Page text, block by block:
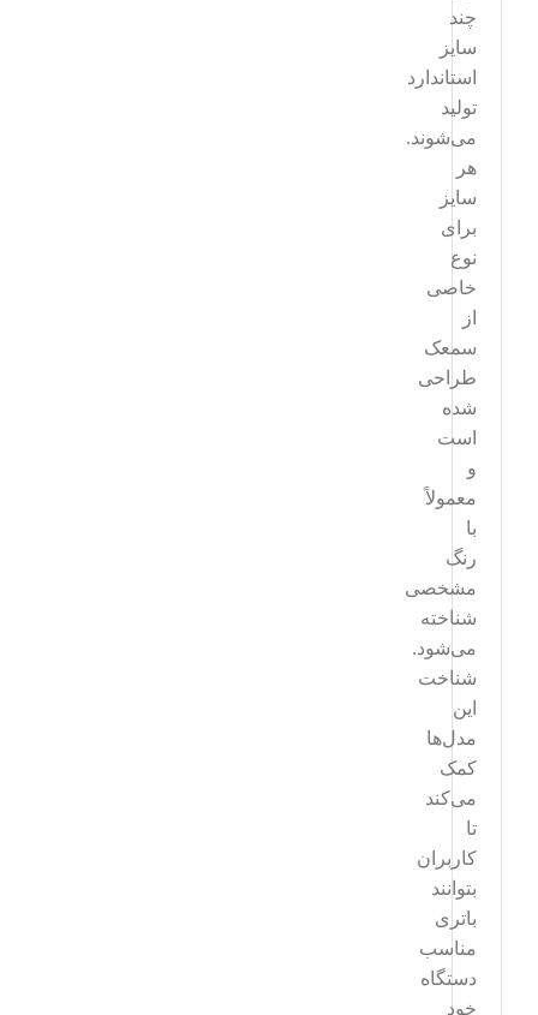
چند
سایز
استاندارد
تولید
می‌شوند.
هر
سایز
برای
نوع
خاصی
از
سمعک
طراحی
شده
است
و
معمولاً
با
رنگ
مشخصی
شناخته
می‌شود.
شناخت
این
مدل‌ها
کمک
می‌کند
تا
کاربران
بتوانند
باتری
مناسب
دستگاه
خود